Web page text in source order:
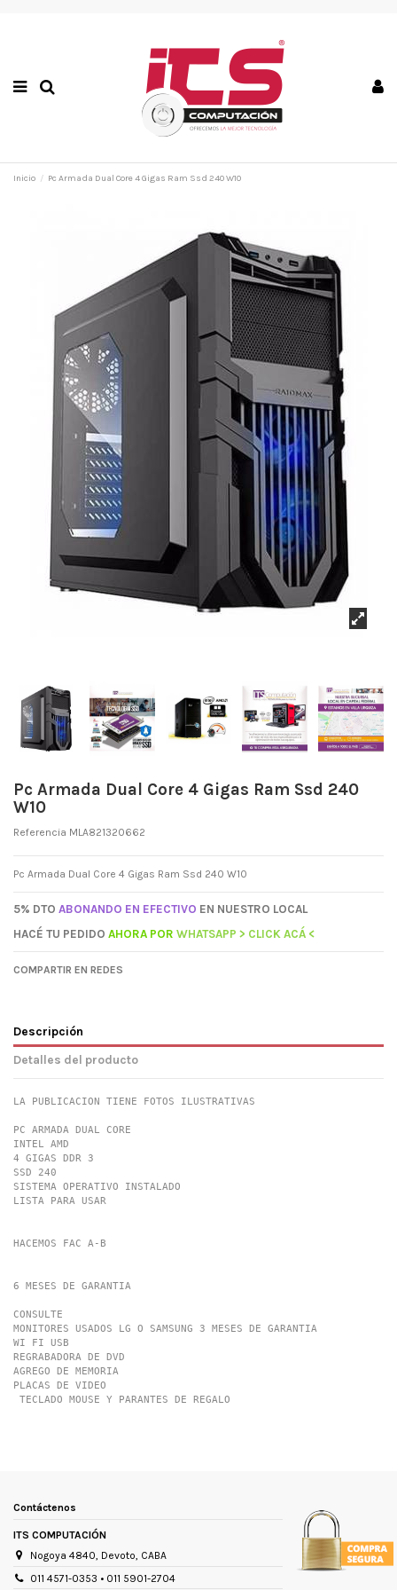
Inicio Pc Armada Dual Core 4 Gigas Ram Ssd 240 W10
Pc Armada Dual Core 4 Gigas Ram Ssd 240
W10
Referencia MLA821320662
Pc Armada Dual Core 4 Gigas Ram Ssd 240 W10
5% DTO ABONANDO EN EFECTIVO EN NUESTRO LOCAL
HACÉ TU PEDIDO AHORA POR WHATSAPP > CLICK ACÁ <
COMPARTIR EN REDES
Descripción
Detalles del producto
LA PUBLICACION TIENE FOTOS ILUSTRATIVAS
PC ARMADA DUAL CORE
INTEL AMD
4 GIGAS DDR 3
SSD 240
SISTEMA OPERATIVO INSTALADO
LISTA PARA USAR
HACEMOS FAC A-B
6 MESES DE GARANTIA
CONSULTE
MONITORES USADOS LG O SAMSUNG 3 MESES DE GARANTIA
WI FI USB
REGRABADORA DE DVD
AGREGO DE MEMORIA
PLACAS DE VIDEO
TECLADO MOUSE Y PARANTES DE REGALO
Disco duro
Condición del ítem
Modelo
Contáctenos
ITS COMPUTACIÓN
Nogoya 4840, Devoto, CABA
011 4571-0353 • 011 5901-2704